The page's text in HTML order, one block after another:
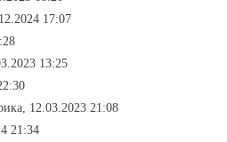
17:07
13:25
12.03.2023 21:08
21:34